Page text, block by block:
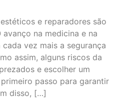
e reparadores são
na medicina e na
vez mais a segurança
assim, alguns riscos da
e escolher um
passo para garantir
disso, […]